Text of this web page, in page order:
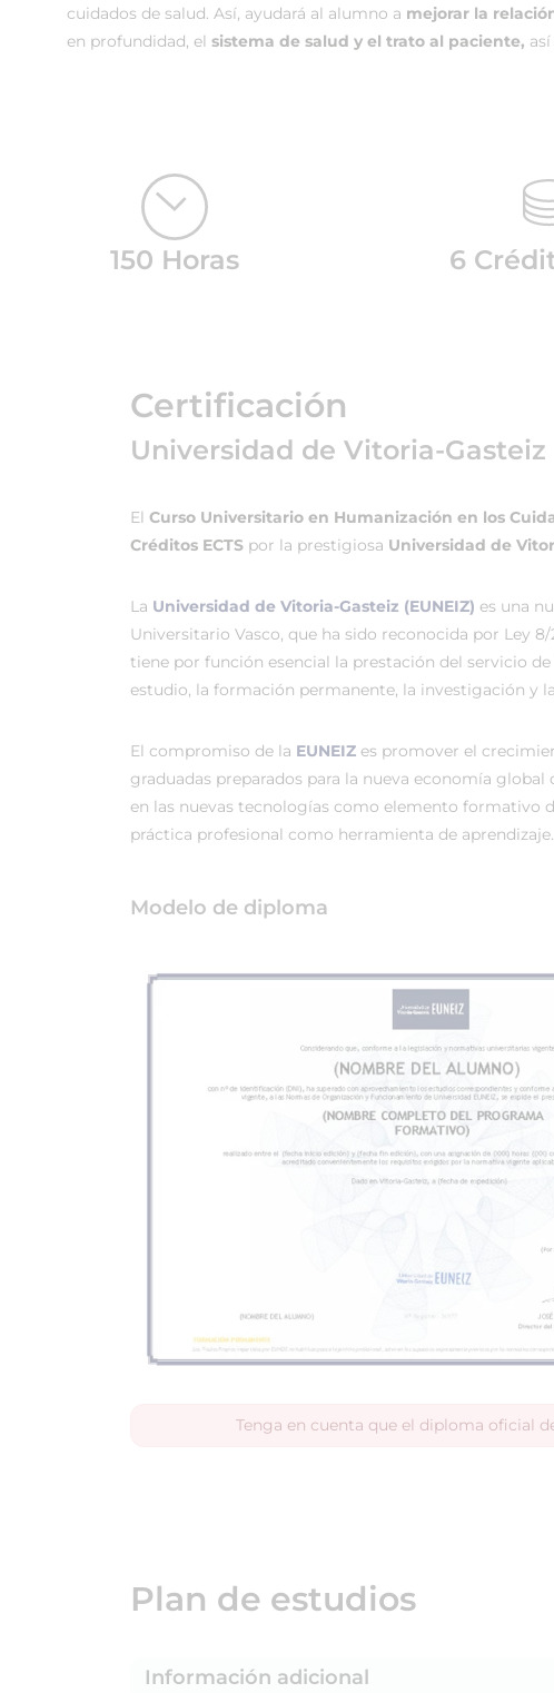
cuidados de salud. Así, ayudará al alumno a mejorar la
en profundidad, el sistema de salud y el trato al paciente,
150 Horas 6
Certificación
Universidad de Vitoria-Gasteiz
El Curso Universitario en Humanización en los
Créditos ECTS por la prestigiosa Universidad de
La Universidad de Vitoria-Gasteiz (EUNEIZ) es una
Universitario Vasco, que ha sido reconocida por Ley 8/
tiene por función esencial la prestación del servicio
estudio, la formación permanente, la investigación y
El compromiso de la EUNEIZ es promover el
graduadas preparados para la nueva economía
en las nuevas tecnologías como elemento formativo
práctica profesional como herramienta de aprendizaje.
Modelo de diploma
Tenga en cuenta que el diploma oficial
Plan de estudios
Información adicional